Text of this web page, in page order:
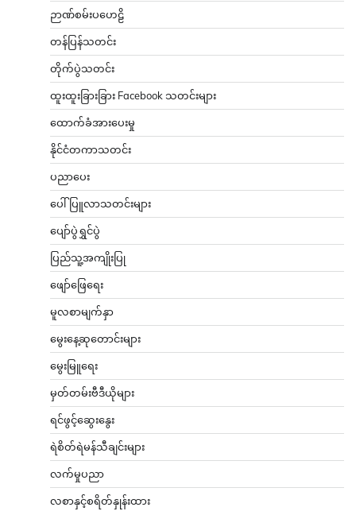
ဉာဏ်စမ်းပဟေဠိ
တန်ပြန်သတင်း
တိုက်ပွဲသတင်း
ထူးထူးခြားခြား Facebook သတင်းများ
ထောက်ခံအားပေးမှု
နိုင်ငံတကာသတင်း
ပညာပေး
ပေါ်ပြူလာသတင်းများ
ပျော်ပွဲရွှင်ပွဲ
ပြည်သူ့အကျိုးပြု
ဖျော်ဖြေရေး
မူလစာမျက်နှာ
မွေးနေ့ဆုတောင်းများ
မွေးမြူရေး
မှတ်တမ်းဗီဒီယိုများ
ရင်ဖွင့်ဆွေးနွေး
ရဲစိတ်ရဲမန်သီချင်းများ
လက်မှုပညာ
လစာနှင့်စရိတ်နှုန်းထား